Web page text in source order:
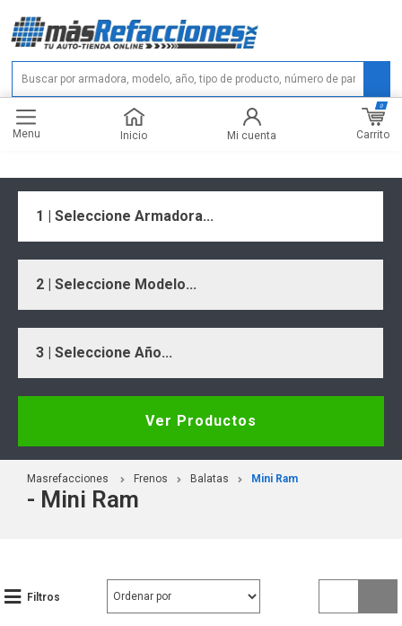
Menu Inicio Mi cuenta Carrito
0
1 | Seleccione Armadora...
2 | Seleccione Modelo...
3 | Seleccione Año...
Ver Productos
Masrefacciones Frenos Balatas Mini Ram
- Mini Ram
Filtros